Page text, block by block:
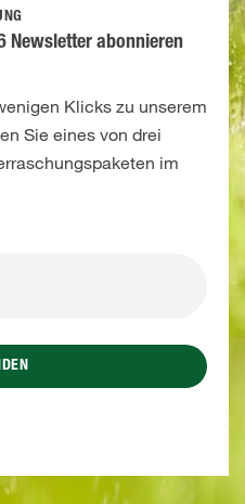
Newsletter abonnieren
Klicks zu unserem
Sie eines von drei
im